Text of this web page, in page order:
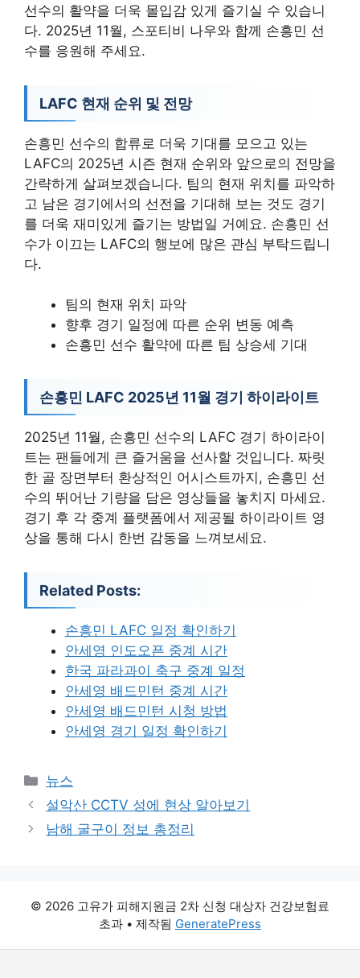
선수의 활약을 더욱 몰입감 있게 즐기실 수 있습니
다. 2025년 11월, 스포티비 나우와 함께 손흥민 선
수를 응원해 주세요.
LAFC 현재 순위 및 전망
손흥민 선수의 합류로 더욱 기대를 모으고 있는
LAFC의 2025년 시즌 현재 순위와 앞으로의 전망을
간략하게 살펴보겠습니다. 팀의 현재 위치를 파악하
고 남은 경기에서의 선전을 기대해 보는 것도 경기
를 더욱 재미있게 즐기는 방법일 거예요. 손흥민 선
수가 이끄는 LAFC의 행보에 많은 관심 부탁드립니
다.
팀의 현재 위치 파악
향후 경기 일정에 따른 순위 변동 예측
손흥민 선수 활약에 따른 팀 상승세 기대
손흥민 LAFC 2025년 11월 경기 하이라이트
2025년 11월, 손흥민 선수의 LAFC 경기 하이라이
트는 팬들에게 큰 즐거움을 선사할 것입니다. 짜릿
한 골 장면부터 환상적인 어시스트까지, 손흥민 선
수의 뛰어난 기량을 담은 영상들을 놓치지 마세요.
경기 후 각 중계 플랫폼에서 제공될 하이라이트 영
상을 통해 다시 한번 감동을 느껴보세요.
Related Posts:
손흥민 LAFC 일정 확인하기
안세영 인도오픈 중계 시간
한국 파라과이 축구 중계 일정
안세영 배드민턴 중계 시간
안세영 배드민턴 시청 방법
안세영 경기 일정 확인하기
카
테
리
뉴스
설악산 CCTV 성에 현상 알아보기
남해 굴구이 정보 총정리
© 2026 고유가 피해지원금 2차 신청 대상자 건강보험료
초과 • 제작됨 GeneratePress